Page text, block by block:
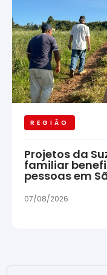
REGIÃO
Projetos da
familiar
pessoas em
07/08/2026